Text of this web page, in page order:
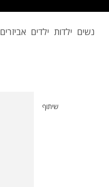
נשים ילדות ילדים אביזרים
שיתוף